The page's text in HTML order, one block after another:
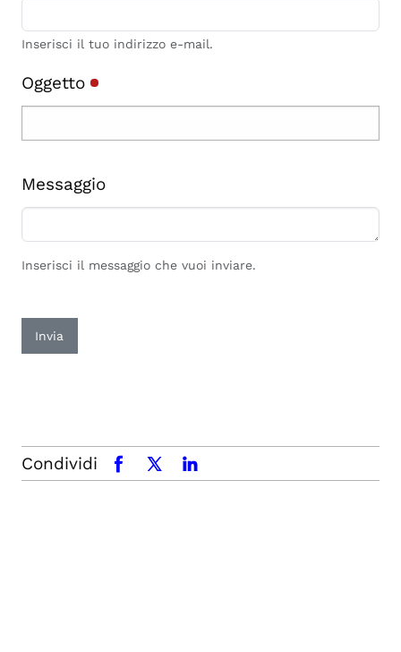
Inserisci il tuo indirizzo e-mail.
Oggetto
Messaggio
Inserisci il messaggio che vuoi inviare.
Invia
Condividi facebookx.comlinkedin